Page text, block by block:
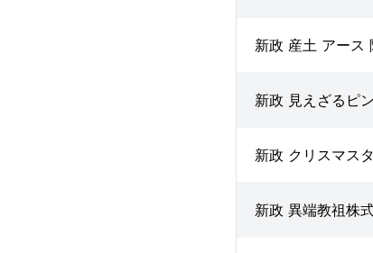
新政 産土 アース
新政 見えざるピ
新政 クリスマス
新政 異端教祖株